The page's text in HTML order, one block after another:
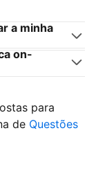
a minha
on-
para
de Questões